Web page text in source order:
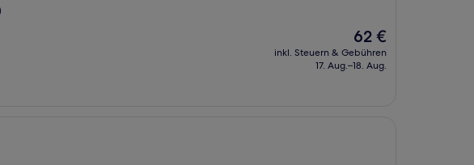
Der
Preis
beträgt
62 €
inkl. Steuern & Gebühren
17. Aug.–18. Aug.